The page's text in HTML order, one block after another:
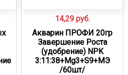
14,29 руб.
Акварин ПРОФИ 20гр
Завершение Роста
(удобрение) NPK
3:11:38+Mg3+S9+МЭ
/60шт/